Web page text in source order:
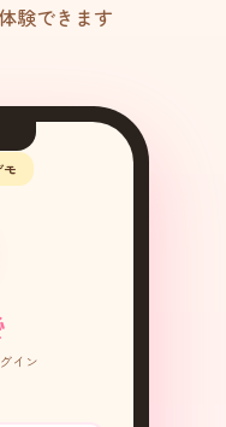
験できます
イン